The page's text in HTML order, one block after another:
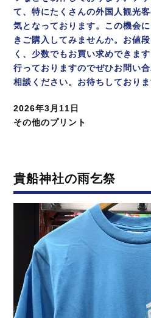
て、特にたくさんの外国人観光
気となっております。この機会
きご購入してみませんか。お値
く、少数でもお買い求めできま
行っておりますのでぜひお問い
相談ください。お待ちしておりま
投
稿
2026年3月11日
カ
ー
その他のプリント
貴船神社の雨乞祭